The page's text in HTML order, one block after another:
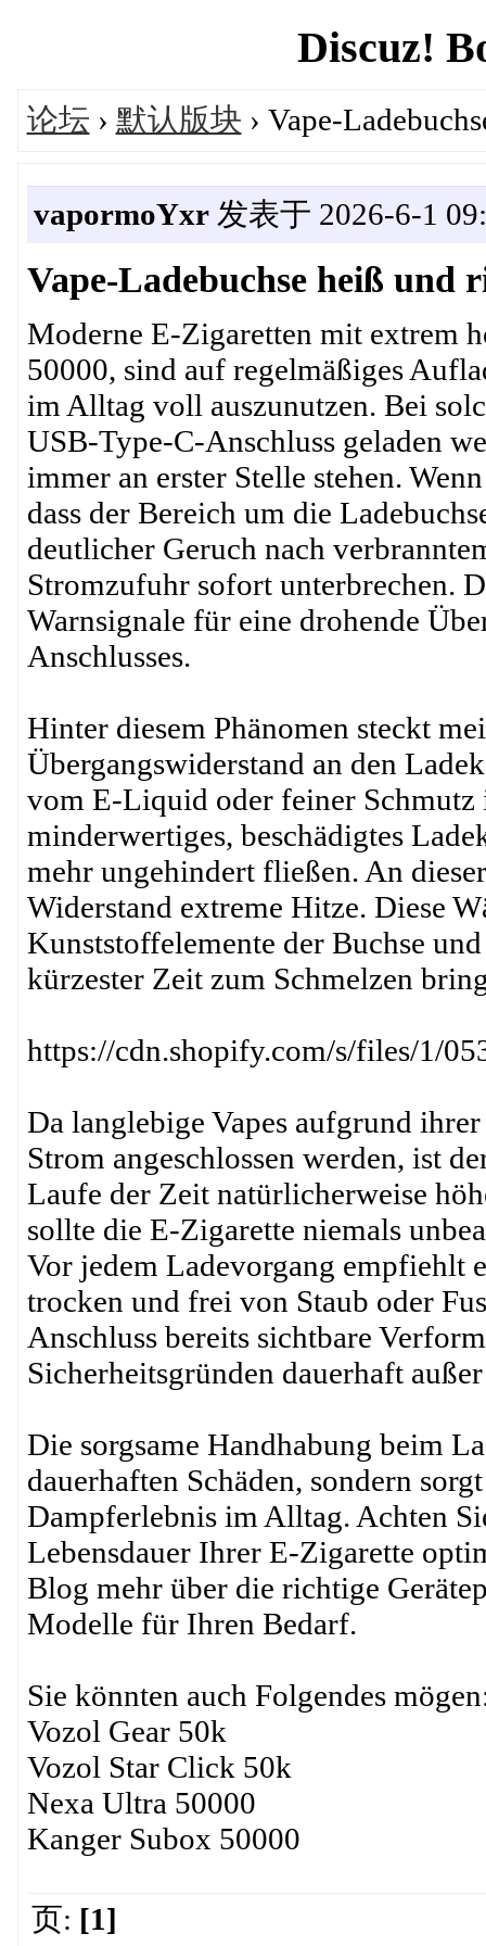
Discuz!
论坛 › 默认版块 › Vape-
vapormoYxr发表于 2026-6-1
Vape-Ladebuchse heiß und
Moderne E-Zigaretten mit extrem
50000, sind auf regelmäßiges
im Alltag voll auszunutzen. Bei
USB-Type-C-Anschluss geladen
immer an erster Stelle stehen.
dass der Bereich um die
deutlicher Geruch nach
Stromzufuhr sofort unterbrechen.
Warnsignale für eine drohende
Anschlusses.
Hinter diesem Phänomen steckt
Übergangswiderstand an den
vom E-Liquid oder feiner Schmutz
minderwertiges, beschädigtes
mehr ungehindert fließen. An
Widerstand extreme Hitze. Diese
Kunststoffelemente der Buchse
kürzester Zeit zum Schmelzen
https://cdn.shopify.com/s/files/1/
Da langlebige Vapes aufgrund
Strom angeschlossen werden, ist
Laufe der Zeit natürlicherweise
sollte die E-Zigarette niemals
Vor jedem Ladevorgang empfiehlt
trocken und frei von Staub oder
Anschluss bereits sichtbare
Sicherheitsgründen dauerhaft
Die sorgsame Handhabung beim
dauerhaften Schäden, sondern
Dampferlebnis im Alltag. Achten
Lebensdauer Ihrer E-Zigarette
Blog mehr über die richtige
Modelle für Ihren Bedarf.
Sie könnten auch Folgendes
Vozol Gear 50k
Vozol Star Click 50k
Nexa Ultra 50000
Kanger Subox 50000
页: [1]